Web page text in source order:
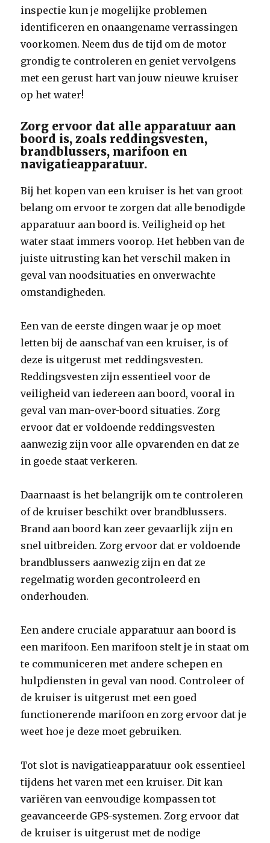
inspectie kun je mogelijke problemen
identificeren en onaangename verrassingen
voorkomen. Neem dus de tijd om de motor
grondig te controleren en geniet vervolgens
met een gerust hart van jouw nieuwe kruiser
op het water!
Zorg ervoor dat alle apparatuur aan
boord is, zoals reddingsvesten,
brandblussers, marifoon en
navigatieapparatuur.
Bij het kopen van een kruiser is het van groot
belang om ervoor te zorgen dat alle benodigde
apparatuur aan boord is. Veiligheid op het
water staat immers voorop. Het hebben van de
juiste uitrusting kan het verschil maken in
geval van noodsituaties en onverwachte
omstandigheden.
Een van de eerste dingen waar je op moet
letten bij de aanschaf van een kruiser, is of
deze is uitgerust met reddingsvesten.
Reddingsvesten zijn essentieel voor de
veiligheid van iedereen aan boord, vooral in
geval van man-over-boord situaties. Zorg
ervoor dat er voldoende reddingsvesten
aanwezig zijn voor alle opvarenden en dat ze
in goede staat verkeren.
Daarnaast is het belangrijk om te controleren
of de kruiser beschikt over brandblussers.
Brand aan boord kan zeer gevaarlijk zijn en
snel uitbreiden. Zorg ervoor dat er voldoende
brandblussers aanwezig zijn en dat ze
regelmatig worden gecontroleerd en
onderhouden.
Een andere cruciale apparatuur aan boord is
een marifoon. Een marifoon stelt je in staat om
te communiceren met andere schepen en
hulpdiensten in geval van nood. Controleer of
de kruiser is uitgerust met een goed
functionerende marifoon en zorg ervoor dat je
weet hoe je deze moet gebruiken.
Tot slot is navigatieapparatuur ook essentieel
tijdens het varen met een kruiser. Dit kan
variëren van eenvoudige kompassen tot
geavanceerde GPS-systemen. Zorg ervoor dat
de kruiser is uitgerust met de nodige